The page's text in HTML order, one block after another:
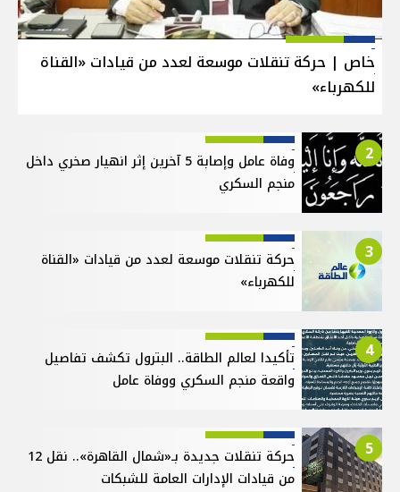
خاص | حركة تنقلات موسعة لعدد من قيادات «القناة
للكهرباء»
2
وفاة عامل وإصابة 5 آخرين إثر انهيار صخري داخل
منجم السكري
3
حركة تنقلات موسعة لعدد من قيادات «القناة
للكهرباء»
4
تأكيدا لعالم الطاقة.. البترول تكشف تفاصيل
واقعة منجم السكري ووفاة عامل
5
حركة تنقلات جديدة بـ«شمال القاهرة».. نقل 12
من قيادات الإدارات العامة للشبكات